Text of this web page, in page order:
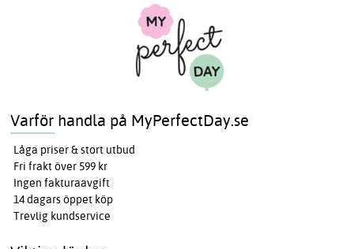
Varför handla på MyPerfectDay.se
Låga priser & stort utbud
Fri frakt över 599 kr
Ingen fakturaavgift
14 dagars öppet köp
Trevlig kundservice